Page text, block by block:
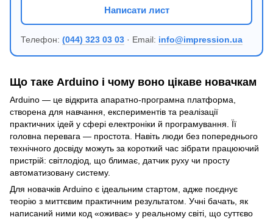
Написати лист
Телефон: (044) 323 03 03 · Email: info@impression.ua
Що таке Arduino і чому воно цікаве новачкам
Arduino — це відкрита апаратно-програмна платформа,
створена для навчання, експериментів та реалізації
практичних ідей у сфері електроніки й програмування. Її
головна перевага — простота. Навіть люди без попереднього
технічного досвіду можуть за короткий час зібрати працюючий
пристрій: світлодіод, що блимає, датчик руху чи просту
автоматизовану систему.
Для новачків Arduino є ідеальним стартом, адже поєднує
теорію з миттєвим практичним результатом. Учні бачать, як
написаний ними код «оживає» у реальному світі, що суттєво